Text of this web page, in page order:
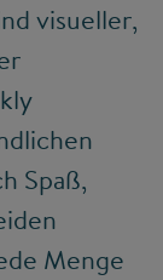
visueller,
Spaß,
Menge